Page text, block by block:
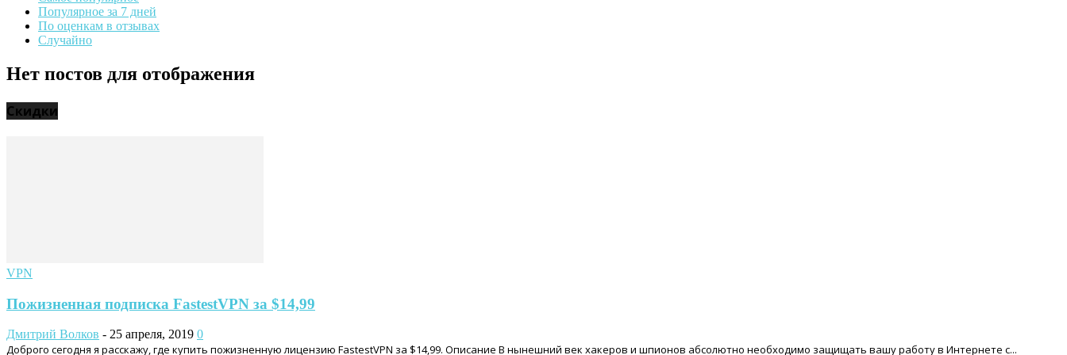
Популярное за 7 дней
По оценкам в отзывах
Случайно
Нет постов для отображения
Скидки
VPN
Пожизненная подписка FastestVPN за $14,99
Дмитрий Волков - 25 апреля, 2019 0
Доброго сегодня я расскажу, где купить пожизненную лицензию FastestVPN за $14,99. Описание В нынешний век хакеров и шпионов абсолютно необходимо защищать вашу работу в Интернете с...